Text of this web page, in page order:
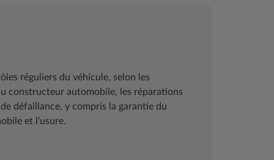
réguliers du véhicule, selon les
constructeur automobile, les réparations
défaillance, y compris la garantie du
et l'usure.